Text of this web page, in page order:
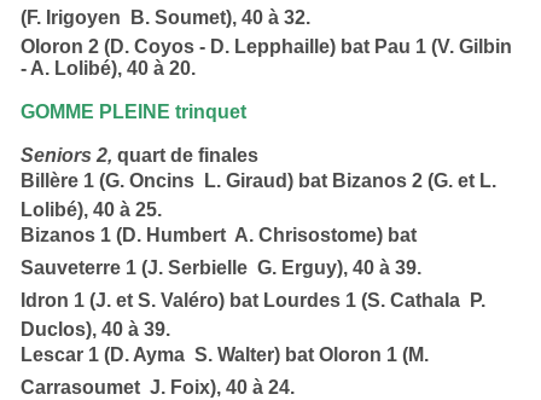
(F. Irigoyen  B. Soumet),40 à 32.
Oloron 2 (D. Coyos - D. Lepphaille) bat Pau 1 (V. Gilbin
- A. Lolibé),40 à 20.
GOMME PLEINE trinquet
Seniors2, quart de finales
Billère 1 (G. Oncins  L. Giraud) bat Bizanos 2 (G. et L.
Lolibé),40 à 25.
Bizanos 1 (D. Humbert  A. Chrisostome) bat
Sauveterre 1 (J. Serbielle  G. Erguy), 40 à 39.
Idron 1 (J. et S. Valéro) bat Lourdes 1 (S. Cathala  P.
Duclos),40 à 39.
Lescar 1 (D. Ayma  S. Walter) batOloron 1 (M.
Carrasoumet  J. Foix),40 à 24.